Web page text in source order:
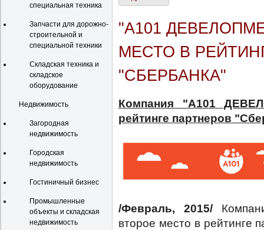
специальная техника
Запчасти для дорожно-
строительной и
специальной техники
Складская техника и
складское
оборудование
Недвижимость
Загородная
недвижимость
Городская
недвижимость
Гостиничный бизнес
Промышленные
объекты и складская
недвижимость
"А101
МЕСТО В
"СБЕРБАНКА"
Компания "А101
рейтинге партнеров
/Февраль, 2015/
второе место в рейтинге